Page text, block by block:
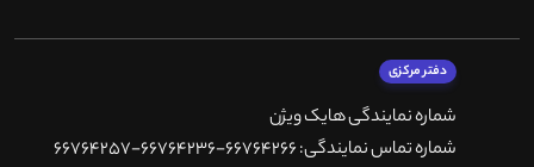
دفتر مرکزی
شماره نمایندگی هایک ویژن
شماره تماس نمایندگی: 66764266-66764236-66764257